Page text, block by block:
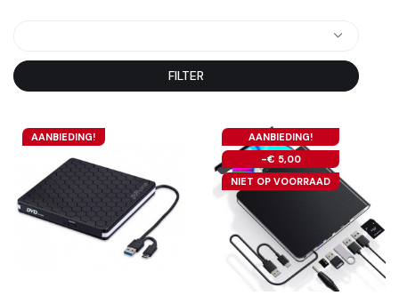
FILTER
AANBIEDING!
AANBIEDING!
-€ 5,00
NIET OP VOORRAAD